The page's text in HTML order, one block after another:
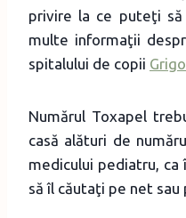
privire la ce puteţi
multe informaţii
spitalului de copii
Numărul Toxapel
casă alături de
medicului pediatru, ca
să îl căutaţi pe net sau